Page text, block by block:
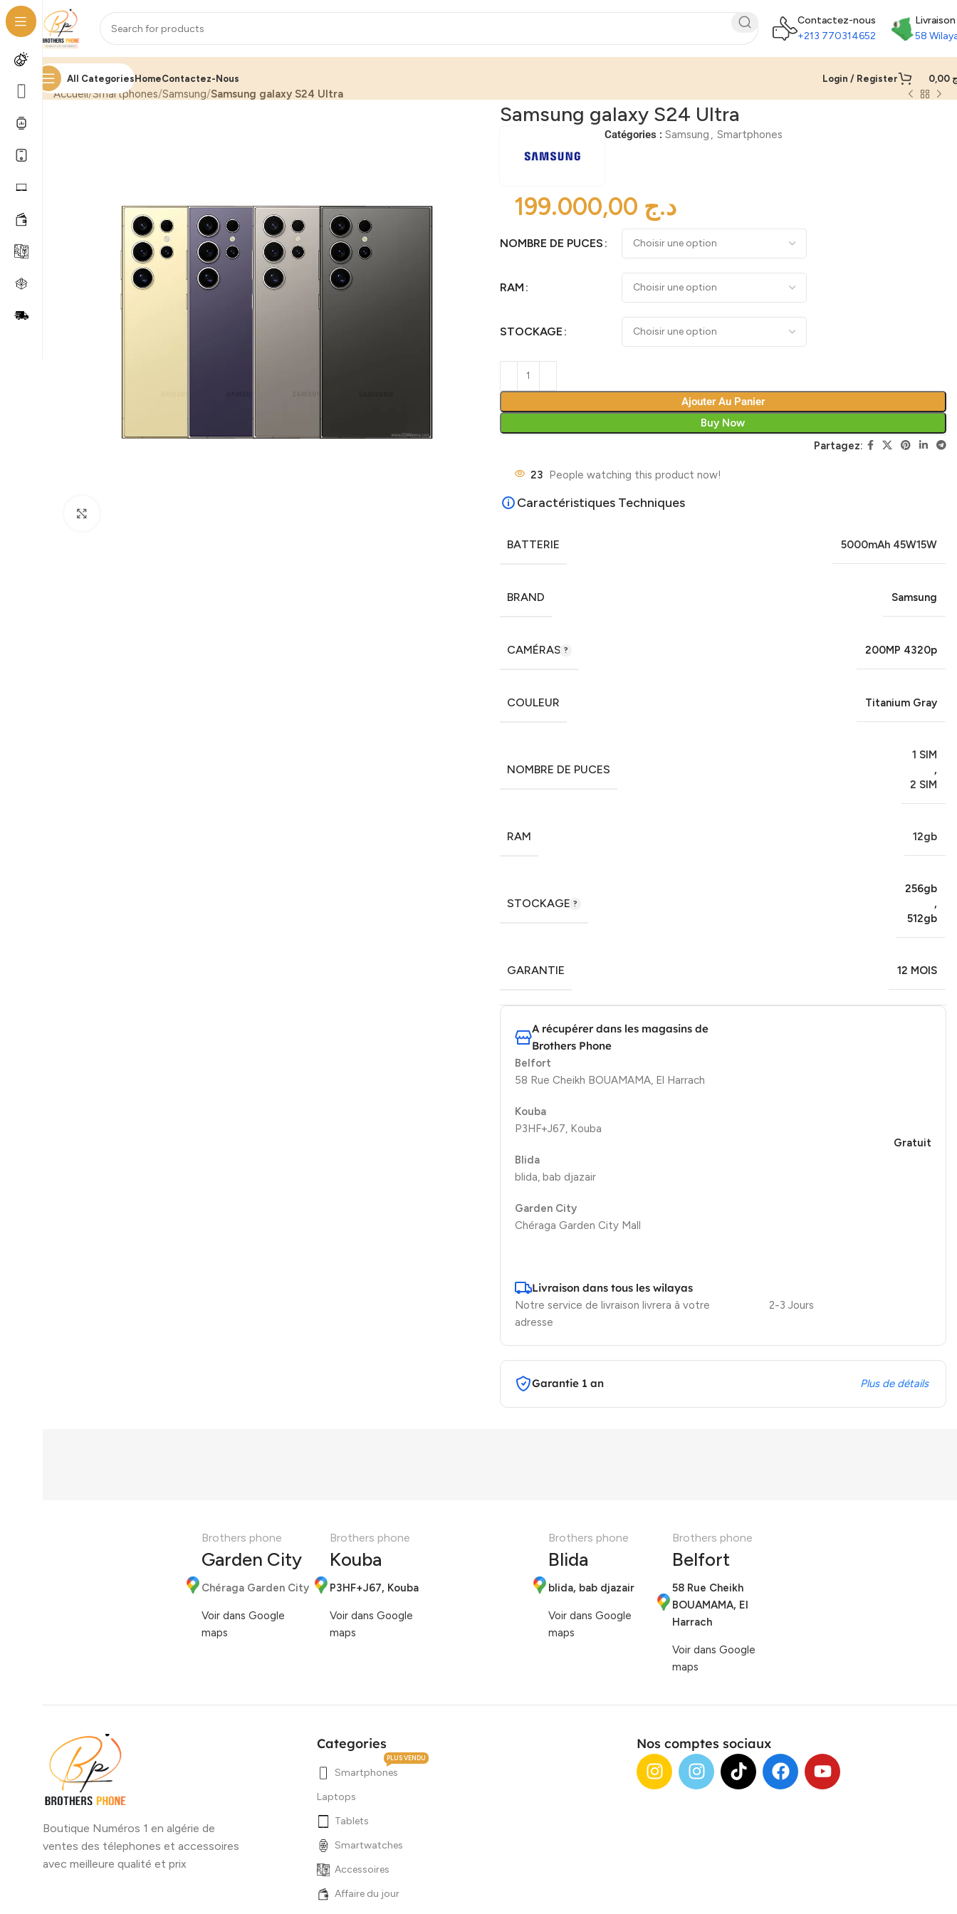
Contactez-nous
+213 770314652
Livraison
58
All CategoriesHomeContactez-Nous Login / Register
Accueil Smartphones Samsung Samsung galaxy S24 Ultra
Samsung galaxy S24 Ultra
Catégories : Samsung , Smartphones
د.ج
NOMBRE DE PUCES
RAM
STOCKAGE
Ajouter Au Panier
Buy Now
Partagez:
23 People watching this product now!
Caractéristiques Techniques
BATTERIE 5000mAh 45W15W
BRAND Samsung
CAMÉRAS 200MP 4320p
COULEUR Titanium Gray
NOMBRE DE PUCES
1 SIM
,
2 SIM
RAM 12gb
STOCKAGE
256gb
,
512gb
GARANTIE 12 MOIS
A récupérer dans les magasins de
Brothers Phone
Belfort
58 Rue Cheikh BOUAMAMA, El Harrach
Kouba
P3HF+J67, Kouba
Blida
blida, bab djazair
Garden City
Chéraga Garden City Mall
Gratuit
Livraison dans tous les wilayas
Notre service de livraison livrera à votre
adresse
2-3 Jours
Garantie 1 an Plus de détails
Brothers phone
Garden City
Chéraga Garden City
Voir dans Google
maps
Brothers phone
Kouba
P3HF+J67, Kouba
Voir dans Google
maps
Brothers phone
Blida
blida, bab djazair
Voir dans Google
maps
Brothers phone
Belfort
58 Rue Cheikh
BOUAMAMA, El
Harrach
Voir dans Google
maps
Boutique Numéros 1 en algérie de
ventes des télephones et accessoires
avec meilleure qualité et prix
Categories
Smartphones
PLUS VENDU
Laptops
Tablets
Smartwatches
Accessoires
Affaire du jour
Nos comptes sociaux